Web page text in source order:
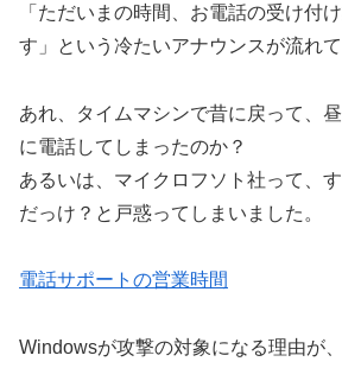
「ただいまの時間、お電話の受け付
す」という冷たいアナウンスが流れて
あれ、タイムマシンで昔に戻って、
に電話してしまったのか？
あるいは、マイクロフソト社って、
だっけ？と戸惑ってしまいました。
電話サポートの営業時間
Windowsが攻撃の対象になる理由が